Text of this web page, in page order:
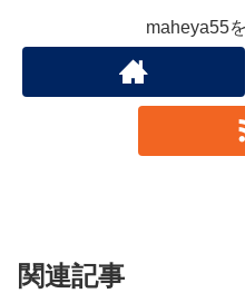
maheya55
関連記事